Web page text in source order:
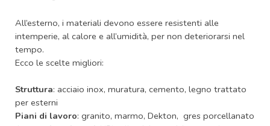
All’esterno, i materiali devono essere resistenti alle
intemperie, al calore e all’umidità, per non deteriorarsi nel
tempo.
Ecco le scelte migliori:
Struttura: acciaio inox, muratura, cemento, legno trattato
per esterni
Piani di lavoro: granito, marmo, Dekton, gres porcellanato